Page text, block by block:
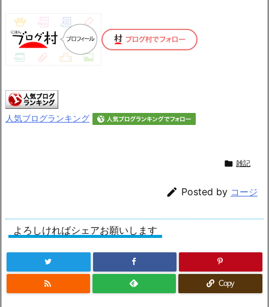
人気ブログランキング
 雑記
 Posted by コージ
よろしければシェアお願いします
 Copy